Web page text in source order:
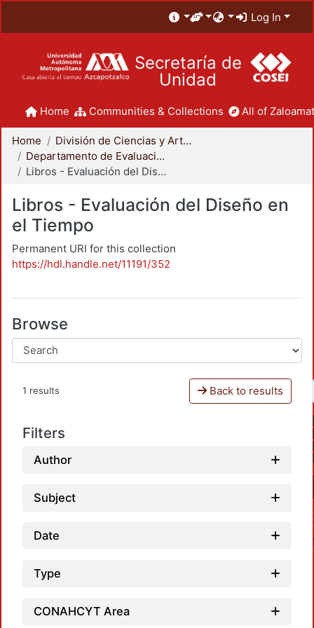
Log In
Secretaría de
Unidad
Home Communities & Collections All of
Home
División de Ciencias y Artes para el Diseño
Departamento de Evaluación del Diseño en el Tiempo
Libros - Evaluación del Diseño en el Tiempo
Libros - Evaluación del Diseño en
el Tiempo
Permanent URI for this collection
https://hdl.handle.net/11191/352
Browse
1 results Back to results
Filters
Author
Subject
Date
Type
CONAHCYT Area